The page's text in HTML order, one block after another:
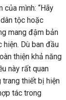
của mình: “Hãy
tộc hoặc
mang đậm bản
Dù ban đầu
thiện khả năng
này rất quan
trang thiết bị hiện
tác trong